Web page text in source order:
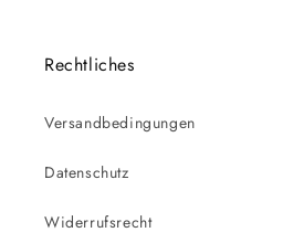
Rechtliches
Versandbedingungen
Datenschutz
Widerrufsrecht